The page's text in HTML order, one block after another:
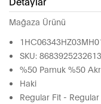
Mağaza Ürünü
SKU: 8683925232613
%50 Pamuk %50
Haki
Regular Fit - Regular